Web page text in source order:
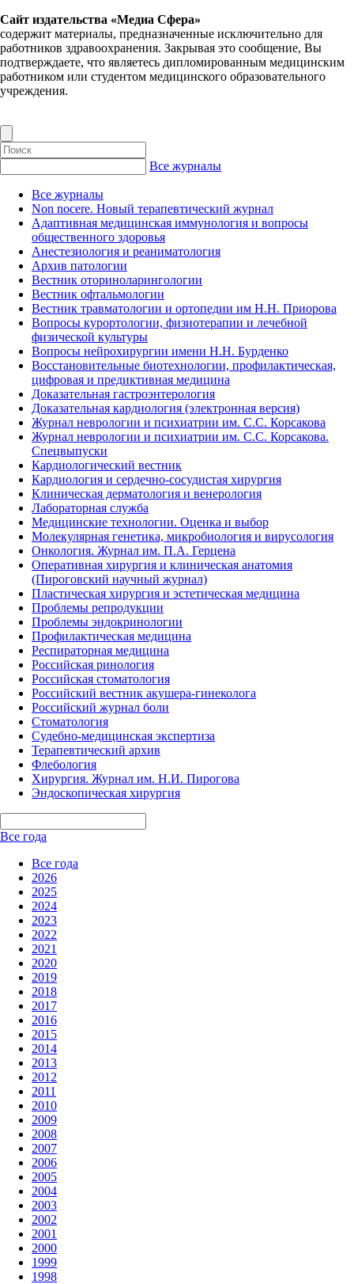
Сайт издательства «Медиа Сфера»
содержит материалы, предназначенные исключительно для
работников здравоохранения. Закрывая это сообщение, Вы
подтверждаете, что являетесь дипломированным медицинским
работником или студентом медицинского образовательного
учреждения.
Все журналы
Все журналы
Non nocere. Новый терапевтический журнал
Адаптивная медицинская иммунология и вопросы
общественного здоровья
Анестезиология и реаниматология
Архив патологии
Вестник оториноларингологии
Вестник офтальмологии
Вестник травматологии и ортопедии им Н.Н. Приорова
Вопросы курортологии, физиотерапии и лечебной
физической культуры
Вопросы нейрохирургии имени Н.Н. Бурденко
Восстановительные биотехнологии, профилактическая,
цифровая и предиктивная медицина
Доказательная гастроэнтерология
Доказательная кардиология (электронная версия)
Журнал неврологии и психиатрии им. С.С. Корсакова
Журнал неврологии и психиатрии им. С.С. Корсакова.
Спецвыпуски
Кардиологический вестник
Кардиология и сердечно-сосудистая хирургия
Клиническая дерматология и венерология
Лабораторная служба
Медицинские технологии. Оценка и выбор
Молекулярная генетика, микробиология и вирусология
Онкология. Журнал им. П.А. Герцена
Оперативная хирургия и клиническая анатомия
(Пироговский научный журнал)
Пластическая хирургия и эстетическая медицина
Проблемы репродукции
Проблемы эндокринологии
Профилактическая медицина
Респираторная медицина
Российская ринология
Российская стоматология
Российский вестник акушера-гинеколога
Российский журнал боли
Стоматология
Судебно-медицинская экспертиза
Терапевтический архив
Флебология
Хирургия. Журнал им. Н.И. Пирогова
Эндоскопическая хирургия
Все года
Все года
2026
2025
2024
2023
2022
2021
2020
2019
2018
2017
2016
2015
2014
2013
2012
2011
2010
2009
2008
2007
2006
2005
2004
2003
2002
2001
2000
1999
1998